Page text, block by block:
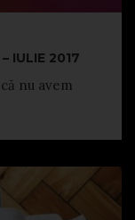
IULIE 2017
nu avem